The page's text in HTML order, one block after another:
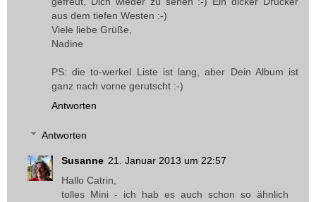
aus dem tiefen Westen :-)
Viele liebe Grüße,
Nadine
PS: die to-werkel Liste ist lang, aber Dein Album ist
ganz nach vorne gerutscht :-)
Antworten
Antworten
Susanne 21. Januar 2013 um 22:57
Hallo Catrin,
tolles Mini - ich hab es auch schon so ähnlich